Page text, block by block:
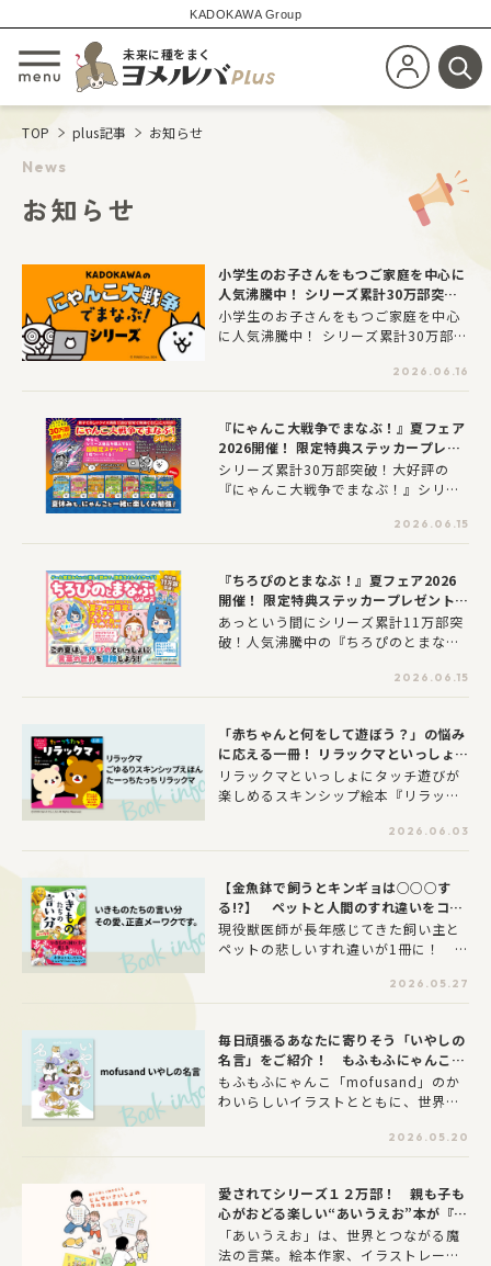
KADOKAWA Group
メニューを開閉する
未来に種をまく
新規会員登
検
TOP plus記事 お知らせ
News
お知らせ
小学生のお子さんをもつご家庭を中心に
人気沸騰中！ シリーズ累計30万部突破
の「にゃんこ大戦争でまなぶ！」シリー
ズ
小学生のお子さんをもつご家庭を中心
に人気沸騰中！ シリーズ累計30万部突
2026.06.16
『にゃんこ大戦争でまなぶ！』夏フェア
2026開催！ 限定特典ステッカープレゼ
ント（配布書店様一覧あり）
シリーズ累計30万部突破！大好評の
『にゃんこ大戦争でまなぶ！』シリー
アを開催！フェア対象の書店様では、
特典が手に入ります！最寄りの対象書
い。
2026.06.15
『ちろぴのとまなぶ！』夏フェア2026
開催！ 限定特典ステッカープレゼント
（配布書店様一覧あり）
あっという間にシリーズ累計11万部突
破！人気沸騰中の『ちろぴのとまな
（水）からフェアを開催！フェア対象
の書店様では、特典が手に入ります！
してみてください。
2026.06.15
「赤ちゃんと何をして遊ぼう？」の悩み
に応える一冊！ リラックマといっしょに
楽しくスキンシップできる絵本が発売
リラックマといっしょにタッチ遊びが
楽しめるスキンシップ絵本『リラック
ちたっち リラックマ』を、2026年6月
3日（水）に発売しました。
2026.06.03
【金魚鉢で飼うとキンギョは○○○す
る!?】 ペットと人間のすれ違いをコミ
カルに描いた書籍が発売
現役獣医師が長年感じてきた飼い主と
ペットの悲しいすれ違いが1冊に！
直メーワクです。』が２０２６年５月
２７日に発売されました。
2026.05.27
毎日頑張るあなたに寄りそう「いやしの
名言」をご紹介！ もふもふにゃんこ
「mofusand」と偉人の名言を味わえ
る本が発売！
もふもふにゃんこ「mofusand」のか
わいらしいイラストとともに、世界の
2026.05.20
愛されてシリーズ１２万部！ 親も子も
心がおどる楽しい“あいうえお”本が『か
るた』と『Tシャツ』になって登場！
「あいうえお」は、世界とつながる魔
法の言葉。絵本作家、イラストレータ